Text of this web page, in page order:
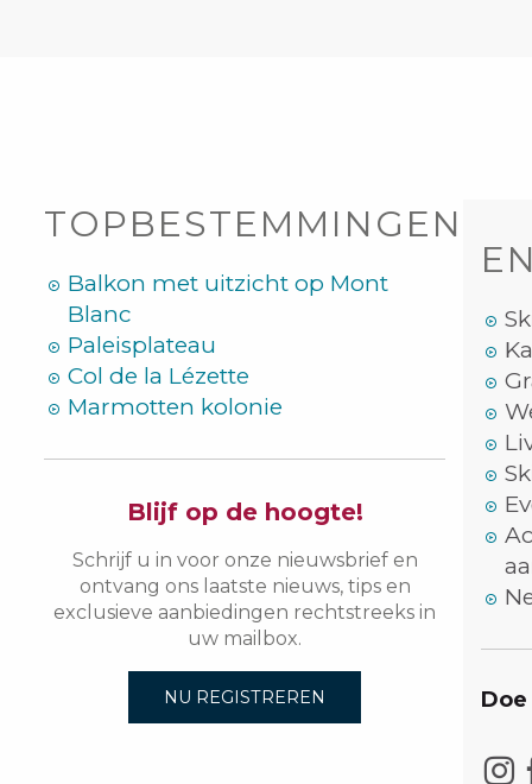
TOPBESTEMMINGEN
Balkon met uitzicht op Mont
Blanc
Paleisplateau
Col de la Lézette
Marmotten kolonie
Blijf op de hoogte!
Schrijf u in voor onze nieuwsbrief en
ontvang ons laatste nieuws, tips en
exclusieve aanbiedingen rechtstreeks in
uw mailbox.
NU REGISTREREN